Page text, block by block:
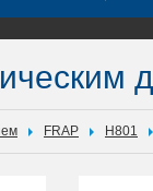
FRAP H801